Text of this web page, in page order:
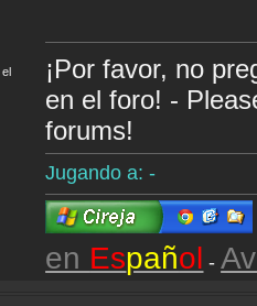
¡Por favor, no
en el foro! -
forums!
Jugando a: -
en Español -